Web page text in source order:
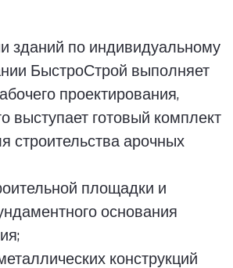
зданий по индивидуальному
БыстроСтрой выполняет
проектирования,
выступает готовый комплект
строительства арочных
площадки и
основания
конструкций